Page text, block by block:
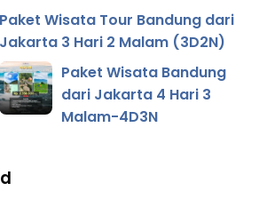
Paket Wisata Tour Bandung dari
Jakarta 3 Hari 2 Malam (3D2N)
Paket Wisata Bandung
dari Jakarta 4 Hari 3
Malam-4D3N